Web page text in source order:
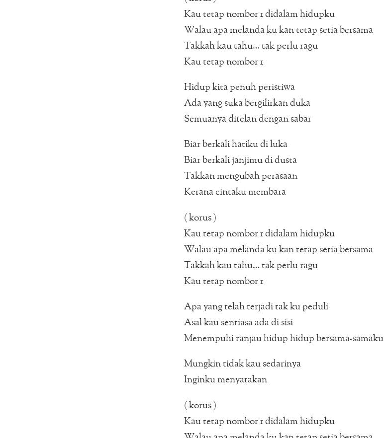
Kau tetap nombor 1 didalam hidupku
Walau apa melanda ku kan tetap setia bersama
Takkah kau tahu… tak perlu ragu
Kau tetap nombor 1
Hidup kita penuh peristiwa
Ada yang suka bergilirkan duka
Semuanya ditelan dengan sabar
Biar berkali hatiku di luka
Biar berkali janjimu di dusta
Takkan mengubah perasaan
Kerana cintaku membara
( korus )
Kau tetap nombor 1 didalam hidupku
Walau apa melanda ku kan tetap setia bersama
Takkah kau tahu… tak perlu ragu
Kau tetap nombor 1
Apa yang telah terjadi tak ku peduli
Asal kau sentiasa ada di sisi
Menempuhi ranjau hidup hidup bersama-samaku
Mungkin tidak kau sedarinya
Inginku menyatakan
( korus )
Kau tetap nombor 1 didalam hidupku